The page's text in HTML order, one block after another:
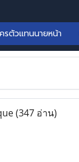
รตัวแทนนายหน้า
(347 อ่าน)